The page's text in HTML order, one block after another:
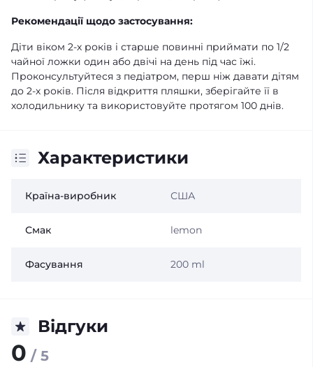
Рекомендації щодо застосування:
Діти віком 2-х років і старше повинні приймати по 1/2
чайної ложки один або двічі на день під час їжі.
Проконсультуйтеся з педіатром, перш ніж давати дітям
до 2-х років. Після відкриття пляшки, зберігайте її в
холодильнику та використовуйте протягом 100 днів.
Характеристики
Країна-виробник США
Смак lemon
Фасування 200 ml
Відгуки
0 / 5